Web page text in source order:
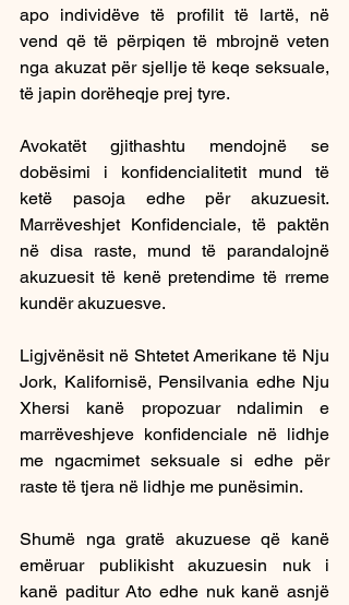
apo individëve të profilit të lartë, në
vend që të përpiqen të mbrojnë veten
nga akuzat për sjellje të keqe seksuale,
të japin dorëheqje prej tyre.
Avokatët gjithashtu mendojnë se
dobësimi i konfidencialitetit mund të
ketë pasoja edhe për akuzuesit.
Marrëveshjet Konfidenciale, të paktën
në disa raste, mund të parandalojnë
akuzuesit të kenë pretendime të rreme
kundër akuzuesve.
Ligjvënësit në Shtetet Amerikane të Nju
Jork, Kalifornisë, Pensilvania edhe Nju
Xhersi kanë propozuar ndalimin e
marrëveshjeve konfidenciale në lidhje
me ngacmimet seksuale si edhe për
raste të tjera në lidhje me punësimin.
Shumë nga gratë akuzuese që kanë
emëruar publikisht akuzuesin nuk i
kanë paditur Ato edhe nuk kanë asnjë